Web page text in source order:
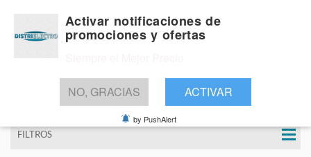
FILTROS
Activar notificaciones de
promociones y ofertas
NO, GRACIAS ACTIVAR
by PushAlert